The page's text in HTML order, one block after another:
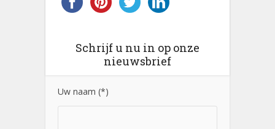
Schrijf u nu in op onze
nieuwsbrief
Uw naam (*)